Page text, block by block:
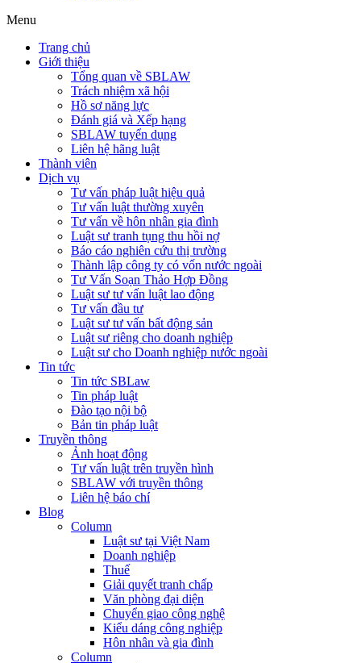
Menu
Trang chủ
Giới thiệu
Tổng quan về SBLAW
Trách nhiệm xã hội
Hồ sơ năng lực
Đánh giá và Xếp hạng
SBLAW tuyển dụng
Liên hệ hãng luật
Thành viên
Dịch vụ
Tư vấn pháp luật hiệu quả
Tư vấn luật thường xuyên
Tư vấn về hôn nhân gia đình
Luật sư tranh tụng thu hồi nợ
Báo cáo nghiên cứu thị trường
Thành lập công ty có vốn nước ngoài
Tư Vấn Soạn Thảo Hợp Đồng
Luật sư tư vấn luật lao động
Tư vấn đầu tư
Luật sư tư vấn bất động sản
Luật sư riêng cho doanh nghiệp
Luật sư cho Doanh nghiệp nước ngoài
Tin tức
Tin tức SBLaw
Tin pháp luật
Đào tạo nội bộ
Bản tin pháp luật
Truyền thông
Ảnh hoạt động
Tư vấn luật trên truyền hình
SBLAW với truyền thông
Liên hệ báo chí
Blog
Column
Luật sư tại Việt Nam
Doanh nghiệp
Thuế
Giải quyết tranh chấp
Văn phòng đại diện
Chuyển giao công nghệ
Kiểu dáng công nghiệp
Hôn nhân và gia đình
Column